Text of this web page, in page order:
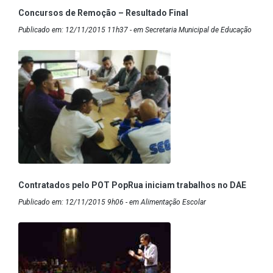
Concursos de Remoção – Resultado Final
Publicado em: 12/11/2015 11h37 - em Secretaria Municipal de Educação
Contratados pelo POT PopRua iniciam trabalhos no DAE
Publicado em: 12/11/2015 9h06 - em Alimentação Escolar